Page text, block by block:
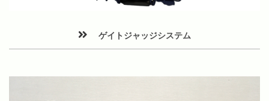
ゲイトジャッジシステム